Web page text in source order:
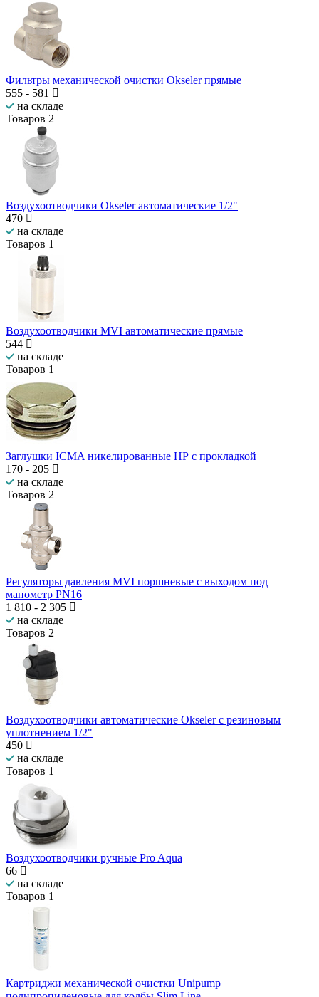
Фильтры механической очистки Okseler прямые
555 - 581
на складе
Товаров 2
Воздухоотводчики Okseler автоматические 1/2"
470
на складе
Товаров 1
Воздухоотводчики MVI автоматические прямые
544
на складе
Товаров 1
Заглушки ICMA никелированные НР с прокладкой
170 - 205
на складе
Товаров 2
Регуляторы давления MVI поршневые с выходом под
манометр PN16
1 810 - 2 305
на складе
Товаров 2
Воздухоотводчики автоматические Okseler с резиновым
уплотнением 1/2"
450
на складе
Товаров 1
Воздухоотводчики ручные Pro Aqua
66
на складе
Товаров 1
Картриджи механической очистки Unipump